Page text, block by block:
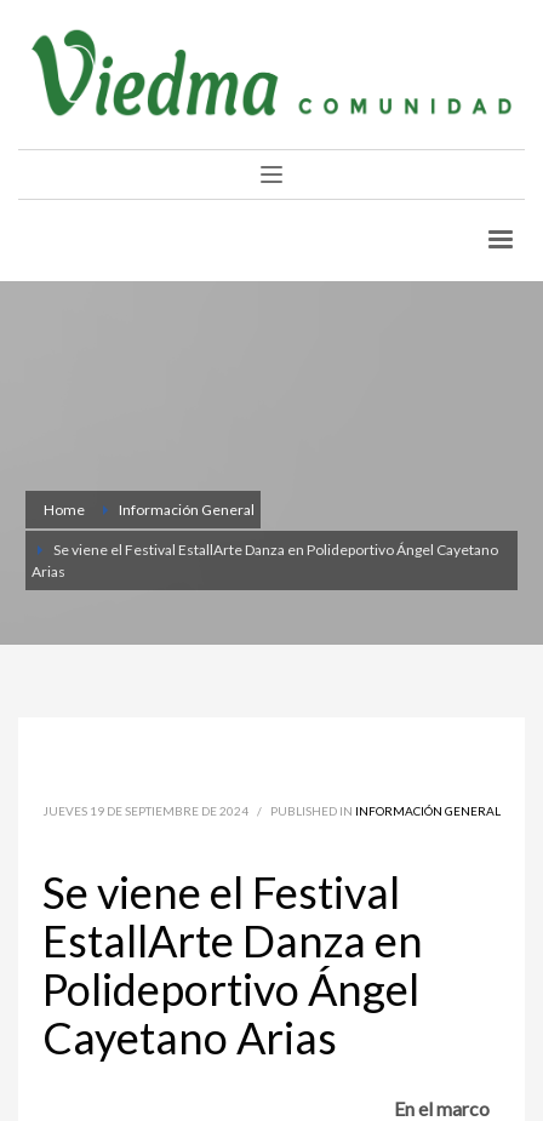
Home Información General
Se viene el Festival EstallArte Danza en Polideportivo Ángel Cayetano
Arias
JUEVES 19 DE SEPTIEMBRE DE 2024 / PUBLISHED IN INFORMACIÓN GENERAL
Se viene el Festival
EstallArte Danza en
Polideportivo Ángel
Cayetano Arias
En el marco